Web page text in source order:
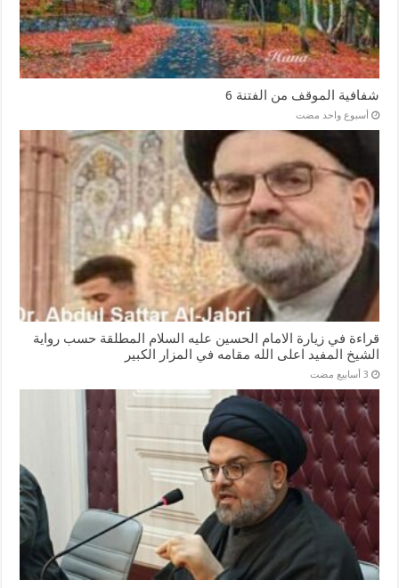
شفافية الموقف من الفتنة 6
‏أسبوع واحد مضت
قراءة في زيارة الامام الحسين عليه السلام المطلقة حسب رواية
الشيخ المفيد اعلى الله مقامه في المزار الكبير